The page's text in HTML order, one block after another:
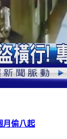
月偷八起